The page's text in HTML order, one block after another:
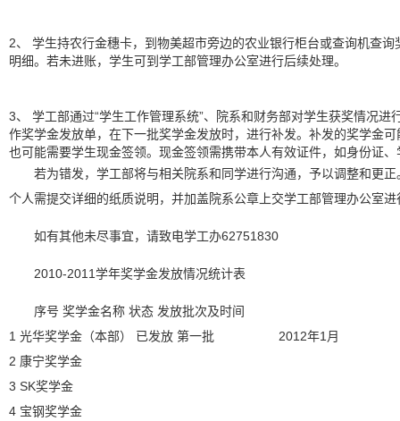
2、 学生持农行金穗卡，到物美超市旁边的农业银行柜台或查询机查询
明细。若未进账，学生可到学工部管理办公室进行后续处理。
3、 学工部通过“学生工作管理系统”、院系和财务部对学生获奖情况进
作奖学金发放单，在下一批奖学金发放时，进行补发。补发的奖学金
也可能需要学生现金签领。现金签领需携带本人有效证件，如身份证
若为错发，学工部将与相关院系和同学进行沟通，予以调整和更正
个人需提交详细的纸质说明，并加盖院系公章上交学工部管理办公室进
如有其他未尽事宜，请致电学工办62751830
2010-2011学年奖学金发放情况统计表
序号 奖学金名称 状态 发放批次及时间
1 光华奖学金（本部） 已发放 第一批 2012年1月
2 康宁奖学金
3 SK奖学金
4 宝钢奖学金